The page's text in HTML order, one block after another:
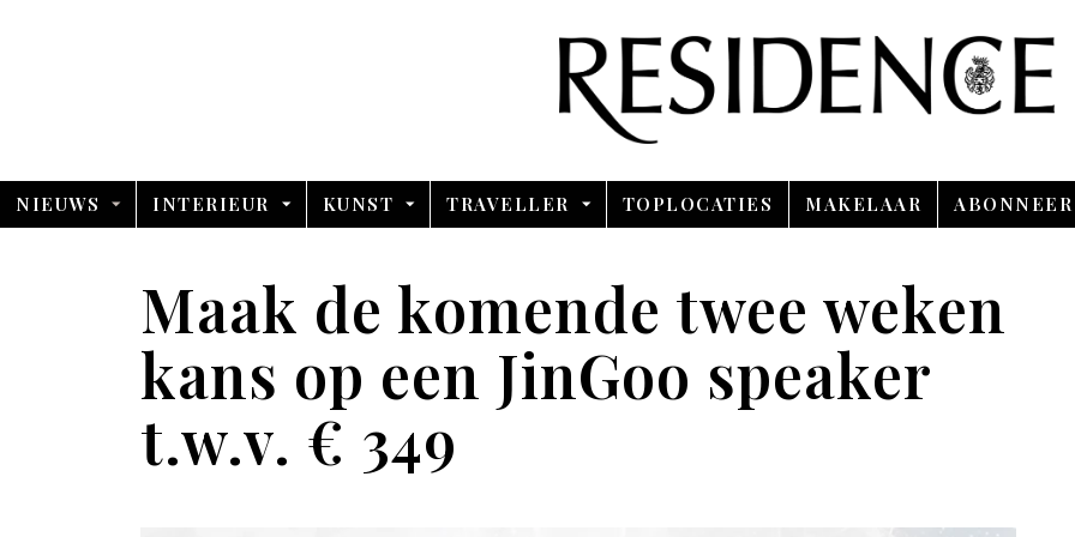
NIEUWS INTERIEUR KUNST TRAVELLER TOPLOCATIES MAKELAAR ABONNEER
Maak de komende twee weken
kans op een JinGoo speaker
t.w.v. € 349